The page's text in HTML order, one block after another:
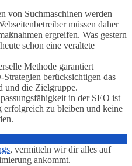
von Suchmaschinen werden
müssen daher
ergreifen. Was gestern
schon eine veraltete
Methode garantiert
berücksichtigen das
und die Zielgruppe.
in der SEO ist
erfolgreich zu bleiben und keine
, vermitteln wir dir alles auf
ankommt.